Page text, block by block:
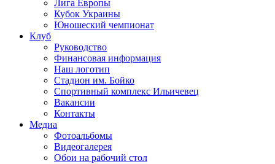
Лига Европы
Кубок Украины
Юношеский чемпионат
Клуб
Руководство
Финансовая информация
Наш логотип
Стадион им. Бойко
Спортивный комплекс Ильичевец
Вакансии
Контакты
Медиа
Фотоальбомы
Видеогалерея
Обои на рабочий стол